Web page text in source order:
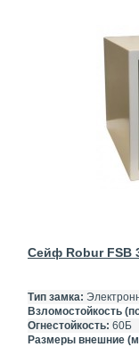
Сейф Robur FSB
Тип замка:
Взломостойкость
Огнестойкость: 60Б
Размеры внешние